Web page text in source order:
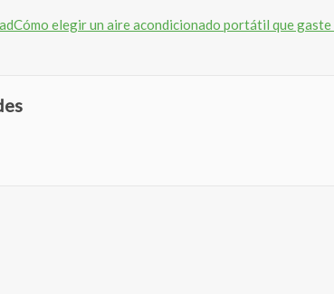
Cómo elegir un aire acondicionado portátil que